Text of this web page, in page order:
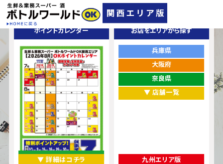
ポイントカレンダー
▼ 詳細はコチラ
お店をエリアから探す
兵庫県
大阪府
奈良県
▼ 店舗一覧
九州エリア版